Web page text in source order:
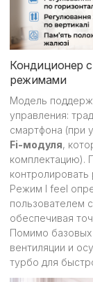
Кондиционер
режимами
Модель
управления:
смартфона (при
Fi-модуля,
комплектацию).
Режим I feel
пользователем
обеспечивая
Помимо
вентиляции и
турбо для